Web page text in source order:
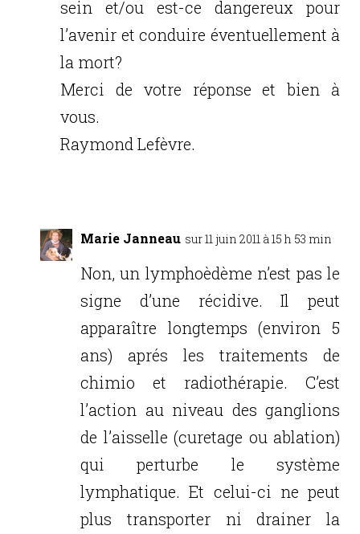
sein et/ou est-ce dangereux pour
l’avenir et conduire éventuellement à
la mort?
Merci de votre réponse et bien à
vous.
Raymond Lefèvre.
Marie Janneau sur 11 juin 2011 à 15 h 53 min
Non, un lymphoèdème n’est pas le
signe d’une récidive. Il peut
apparaître longtemps (environ 5
ans) aprés les traitements de
chimio et radiothérapie. C’est
l’action au niveau des ganglions
de l’aisselle (curetage ou ablation)
qui perturbe le système
lymphatique. Et celui-ci ne peut
plus transporter ni drainer la